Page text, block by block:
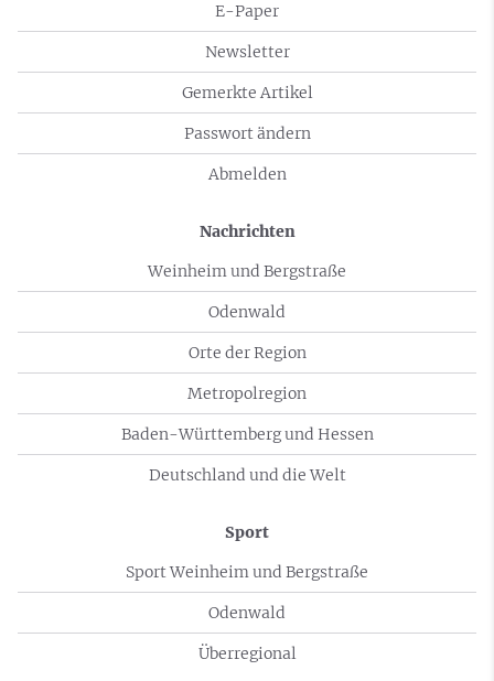
E-Paper
Newsletter
Gemerkte Artikel
Passwort ändern
Abmelden
Nachrichten
Weinheim und Bergstraße
Odenwald
Orte der Region
Metropolregion
Baden-Württemberg und Hessen
Deutschland und die Welt
Sport
Sport Weinheim und Bergstraße
Odenwald
Überregional